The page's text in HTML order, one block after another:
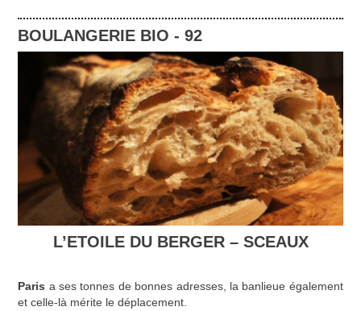
BOULANGERIE BIO -92
L’ETOILE DU BERGER – SCEAUX
Paris a ses tonnes de bonnes adresses, la banlieue également
et celle-là mérite le déplacement.